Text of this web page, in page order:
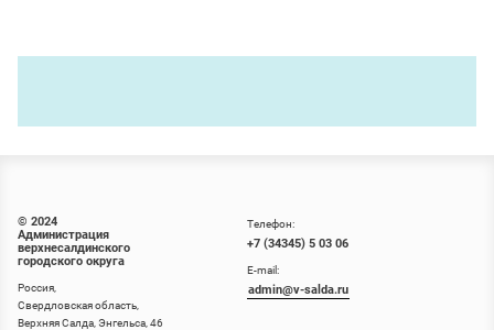
© 2024
Администрация
верхнесалдинского
городского округа
Россия,
Свердловская область,
Верхняя Салда, Энгельса, 46
Телефон:
+7 (34345) 5 03 06
E-mail:
admin@v-salda.ru